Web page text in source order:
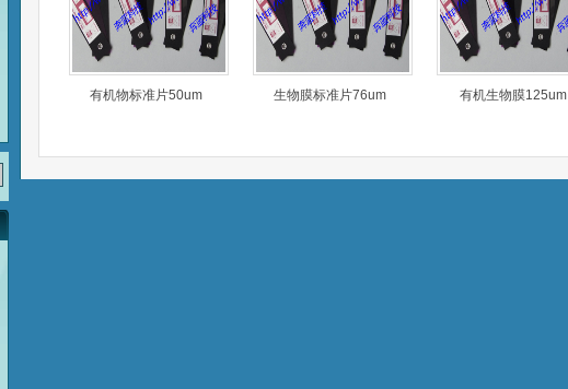
有机物标准片50um 生物膜标准片76um 有机生物膜125um